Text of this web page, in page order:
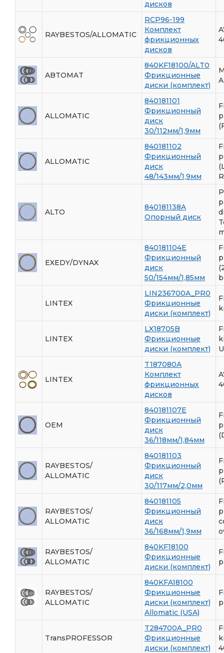
дисков
RAYBESTOS/ALLOMATIC
RCP96-199
Комплект
фрикционных
дисков
ABTOMAT
840KF18100/ALT0
Фрикционные
диски (комплект)
ALLOMATIC
840181101
Фрикционный
диск
30/112мм/1,9мм
ALLOMATIC
840181102
Фрикционный
диск
48/143мм/1,9мм
ALTO
840181138A
Опорный диск
EXEDY/DYNAX
840181104E
Фрикционный
диск
50/154мм/1,85мм
LINTEX
LIN236700A_PR0
Фрикционные
диски (комплект)
LINTEX
LX18705B
Фрикционные
диски (комплект)
LINTEX
T187080A
Комплект
фрикционных
дисков
OEM
840181107E
Фрикционный
диск
36/118мм/1,84мм
RAYBESTOS/
ALLOMATIC
840181103
Фрикционный
диск
30/117мм/2,0мм
RAYBESTOS/
ALLOMATIC
840181105
Фрикционный
диск
36/168мм/1,9мм
RAYBESTOS/
ALLOMATIC
840KF18100
Фрикционные
диски (комплект)
RAYBESTOS/
ALLOMATIC
840KFA18100
Фрикционные
диски (комплект)
Allomatic (USA)
TransPROFESSOR
T284700A_PR0
Фрикционные
диски (комплект)